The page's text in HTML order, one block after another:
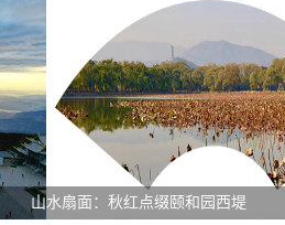
山水扇面：秋红点缀颐和园西堤